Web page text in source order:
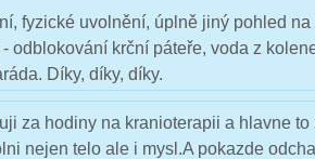
fyzické uvolnění, úplně jiný pohled
odblokování krční páteře, voda z
Díky, díky, díky.
za hodiny na kranioterapii a hlavne
nejen telo ale i mysl.A pokazde